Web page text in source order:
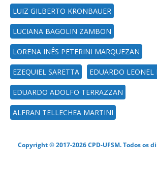
LUIZ GILBERTO KRONBAUER
LUCIANA BAGOLIN ZAMBON
LORENA INÊS PETERINI MARQUEZAN
EZEQUIEL SARETTA EDUARDO LEONEL
EDUARDO ADOLFO TERRAZZAN
ALFRAN TELLECHEA MARTINI
Copyright © 2017-2026 CPD-UFSM. Todos os